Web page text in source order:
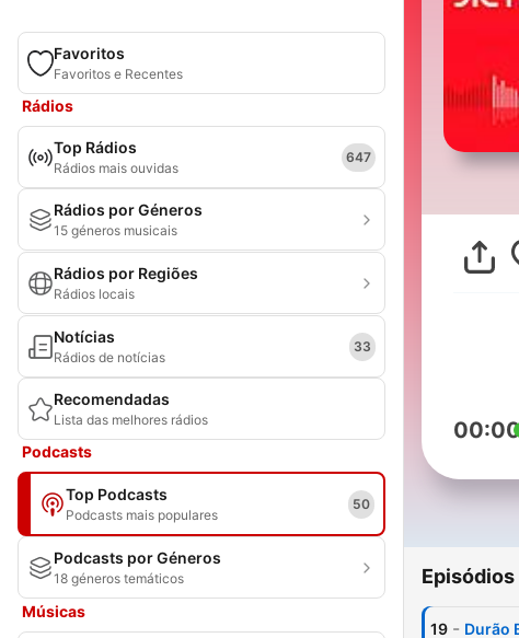
Favoritos
Favoritos e Recentes
Rádios
Top Rádios
Rádios mais ouvidas
647
Rádios por Géneros
15 géneros musicais
Rádios por Regiões
Rádios locais
Notícias
Rádios de notícias
33
Recomendadas
Lista das melhores rádios
Podcasts
Top Podcasts
Podcasts mais populares
50
Podcasts por Géneros
18 géneros temáticos
Músicas
Episódios
19 - Durão